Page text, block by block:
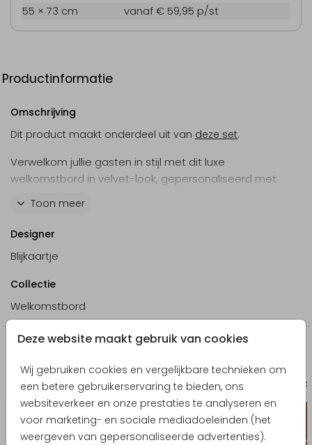
Deze website maakt gebruik van cookies
Wij gebruiken cookies en vergelijkbare technieken om
een betere gebruikerservaring te bieden, ons
websiteverkeer en onze prestaties te analyseren en
voor marketing- en sociale mediadoeleinden (het
weergeven van gepersonaliseerde advertenties).
55 × 73 cm vanaf € 59,95 p/st
Productinformatie
Omschrijving
Dit product maakt onderdeel uit van deze set.
Verwelkom jullie gasten in stijl met dit luxe
welkomstbord in velvet-look, gepersonaliseerd met
eenvoudig aan in de online editor voor een uniek en
persoonlijk welkom op jullie grote dag!
Specificaties:
Formaat: 60x80 cm
Weersbestendig
Levering 2 tot 3 werkdagen
Toon meer
Designer
Blijkaartje
Collectie
Welkomstbord
Bedankkaart